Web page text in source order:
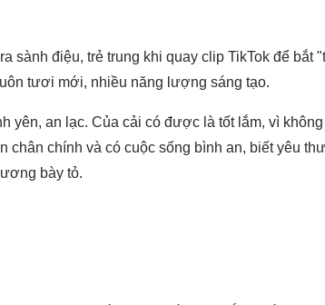
sành điệu, trẻ trung khi quay clip TikTok để bắt
tươi mới, nhiều năng lượng sáng tạo.
yên, an lạc. Của cải có được là tốt lắm, vì
chân chính và có cuộc sống bình an, biết yêu
bày tỏ.